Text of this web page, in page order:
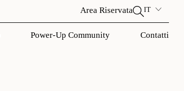
Area Riservata IT
Power-Up Community Contatti